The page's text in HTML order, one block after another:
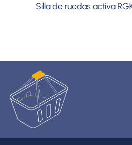
Silla de ruedas activa